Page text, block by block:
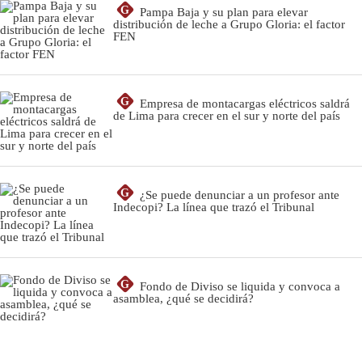
G
Pampa Baja y su plan para elevar
distribución de leche a Grupo Gloria: el factor
FEN
G
Empresa de montacargas eléctricos saldrá
de Lima para crecer en el sur y norte del país
G
¿Se puede denunciar a un profesor ante
Indecopi? La línea que trazó el Tribunal
G
Fondo de Diviso se liquida y convoca a
asamblea, ¿qué se decidirá?